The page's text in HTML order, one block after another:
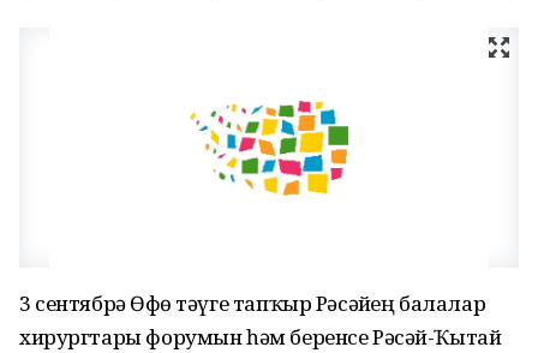
3 сентябрҙә Өфө тәүге тапҡыр Рәсәйҙең балалар
хирургтары форумын һәм беренсе Рәсәй-Ҡытай